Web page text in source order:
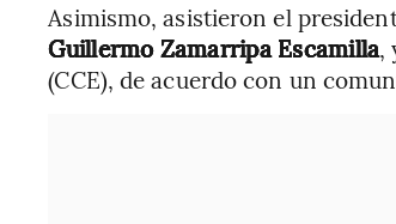
Asimismo, asistieron el
Guillermo Zamarripa Escamilla,
(CCE), de acuerdo con un